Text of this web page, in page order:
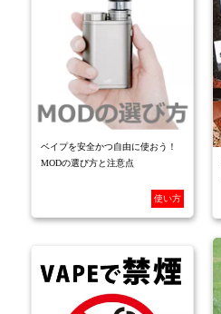
ベイプを安全かつ自由に使おう！
MODの選び方と注意点
使い方